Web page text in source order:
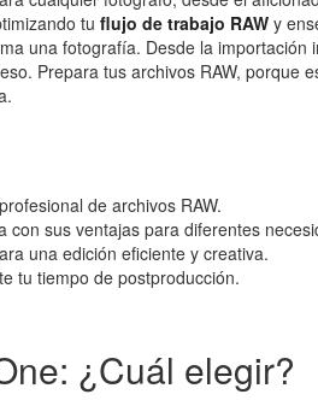
tu flujo de trabajo RAW y
una fotografía. Desde la
Prepara tus archivos RAW, porque
de archivos RAW.
con sus ventajas para diferentes
una edición eficiente y creativa.
tu tiempo de postproducción.
¿Cuál elegir?